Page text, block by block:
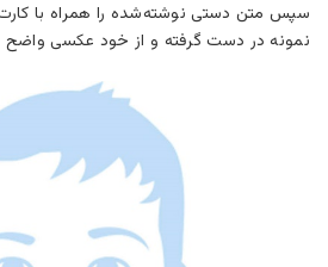
سپس متن دستی نوشته‌شده را همراه با
نمونه در دست گرفته و از خود عکسی واضح